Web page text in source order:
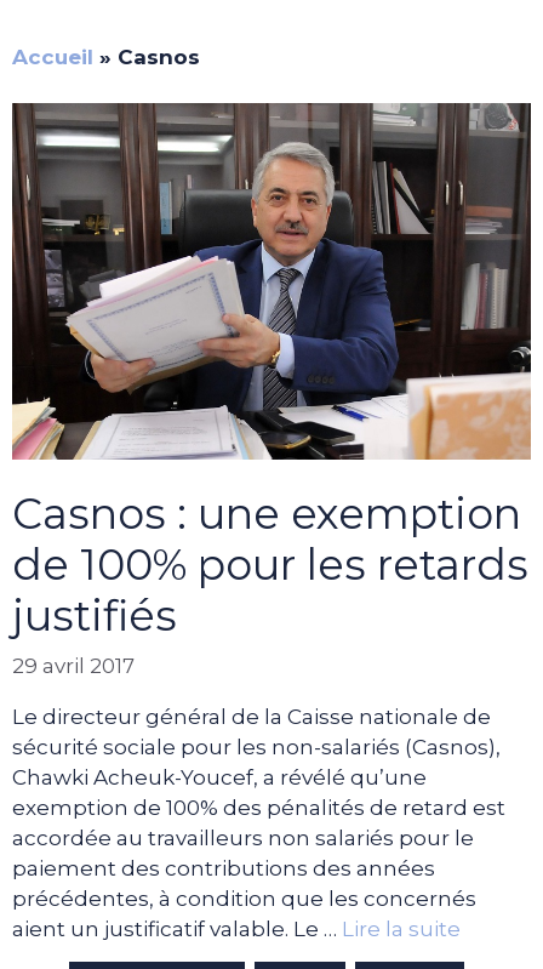
Accueil » Casnos
Casnos : une exemption
de 100% pour les retards
justifiés
29 avril 2017
Le directeur général de la Caisse nationale de
sécurité sociale pour les non-salariés (Casnos),
Chawki Acheuk-Youcef, a révélé qu’une
exemption de 100% des pénalités de retard est
accordée au travailleurs non salariés pour le
paiement des contributions des années
précédentes, à condition que les concernés
aient un justificatif valable. Le … Lire la suite